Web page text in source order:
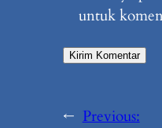
untuk
← Previous: